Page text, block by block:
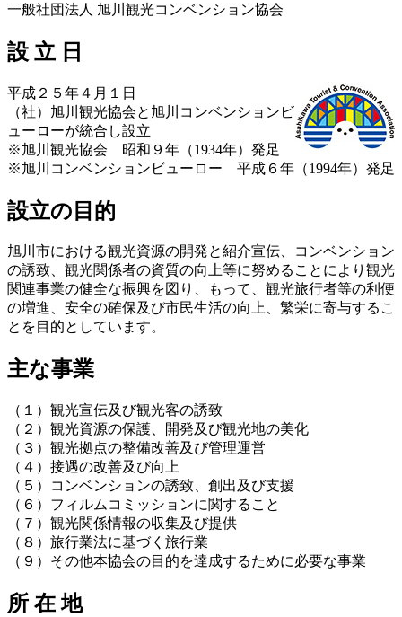
一般社団法人 旭川観光コンベンション協会
設 立 日
平成２５年４月１日
（社）旭川観光協会と旭川コンベンションビ
ューローが統合し設立
※旭川観光協会 昭和９年（1934年）発足
※旭川コンベンションビューロー 平成６年（1994年）発足
設立の目的
旭川市における観光資源の開発と紹介宣伝、コンベンション
の誘致、観光関係者の資質の向上等に努めることにより観光
関連事業の健全な振興を図り、もって、観光旅行者等の利便
の増進、安全の確保及び市民生活の向上、繁栄に寄与するこ
とを目的としています。
主な事業
（１）観光宣伝及び観光客の誘致
（２）観光資源の保護、開発及び観光地の美化
（３）観光拠点の整備改善及び管理運営
（４）接遇の改善及び向上
（５）コンベンションの誘致、創出及び支援
（６）フィルムコミッションに関すること
（７）観光関係情報の収集及び提供
（８）旅行業法に基づく旅行業
（９）その他本協会の目的を達成するために必要な事業
所 在 地